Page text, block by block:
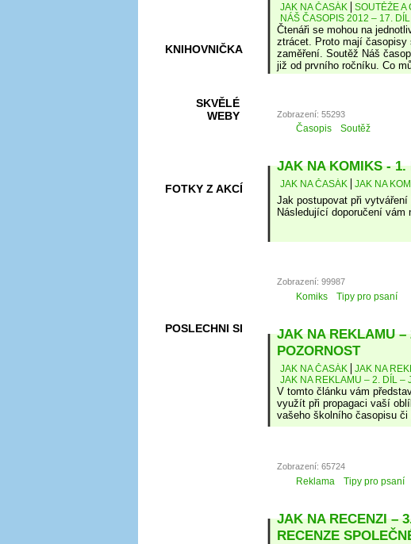
KNIHOVNIČKA
SKVĚLÉ
WEBY
FOTKY Z AKCÍ
POSLECHNI SI
JAK NA ČASÁK
SOUTĚŽE A
NÁŠ ČASOPIS 2012 – 17.
Čtenáři se mohou na
ztrácet. Proto mají
zaměření. Soutěž Náš
již od prvního ročníku. Co
Zobrazení: 55293
Časopis Soutěž
JAK NA KOMIKS -
JAK NA ČASÁK JAK NA
Jak postupovat při
Následující doporučení vám
Zobrazení: 99987
Komiks Tipy pro psaní
JAK NA REKLAMU –
POZORNOST
JAK NA ČASÁK
JAK NA
JAK NA REKLAMU – 2. DÍL –
V tomto článku vám
využít při propagaci vaší
vašeho školního časopisu či
Zobrazení: 65724
Reklama Tipy pro psaní
JAK NA RECENZI –
RECENZE